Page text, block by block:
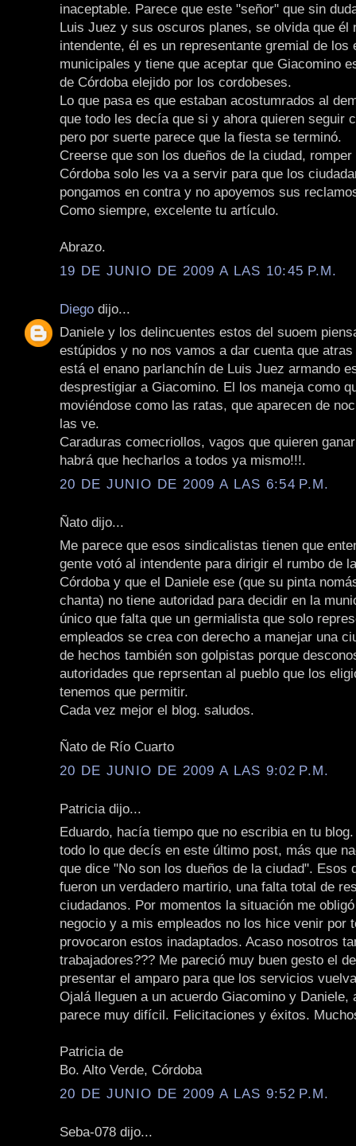
inaceptable. Parece que este "señor" que sin
Luis Juez y sus oscuros planes, se olvida que él
intendente, él es un representante gremial de los
municipales y tiene que aceptar que Giacomino
de Córdoba elejido por los cordobeses.
Lo que pasa es que estaban acostumrados al
que todo les decía que si y ahora quieren seguir
pero por suerte parece que la fiesta se terminó.
Creerse que son los dueños de la ciudad,
Córdoba solo les va a servir para que los
pongamos en contra y no apoyemos sus
Como siempre, excelente tu artículo.
Abrazo.
19 DE JUNIO DE 2009 A LAS 10:45 P.M.
Diego dijo...
Daniele y los delincuentes estos del suoem
estúpidos y no nos vamos a dar cuenta que
está el enano parlanchín de Luis Juez armando
desprestigiar a Giacomino. El los maneja como
moviéndose como las ratas, que aparecen de
las ve.
Caraduras comecriollos, vagos que quieren
habrá que hecharlos a todos ya mismo!!!.
20 DE JUNIO DE 2009 A LAS 6:54 P.M.
Ñato dijo...
Me parece que esos sindicalistas tienen que
gente votó al intendente para dirigir el rumbo de
Córdoba y que el Daniele ese (que su pinta
chanta) no tiene autoridad para decidir en la
único que falta que un germialista que solo
empleados se crea con derecho a manejar una
de hechos también son golpistas porque
autoridades que reprsentan al pueblo que los
tenemos que permitir.
Cada vez mejor el blog. saludos.
Ñato de Río Cuarto
20 DE JUNIO DE 2009 A LAS 9:02 P.M.
Patricia dijo...
Eduardo, hacía tiempo que no escribia en tu
todo lo que decís en este último post, más que
que dice "No son los dueños de la ciudad". Esos
fueron un verdadero martirio, una falta total de
ciudadanos. Por momentos la situación me
negocio y a mis empleados no los hice venir por
provocaron estos inadaptados. Acaso nosotros
trabajadores??? Me pareció muy buen gesto el
presentar el amparo para que los servicios
Ojalá lleguen a un acuerdo Giacomino y Daniele,
parece muy difícil. Felicitaciones y éxitos.
Patricia de
Bo. Alto Verde, Córdoba
20 DE JUNIO DE 2009 A LAS 9:52 P.M.
Seba-078 dijo...